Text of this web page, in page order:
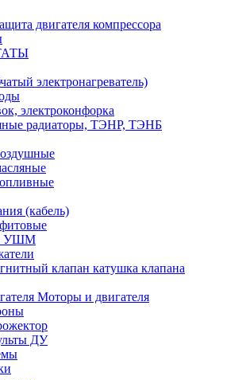
двигателя компрессора
электронагреватель)
электроконфорка
радиаторы, ТЭНР, ТЭНБ
(кабель)
УШМ
клапан катушка клапана
Моторы и двигателя
ДУ